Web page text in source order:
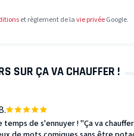
et règlement de lavie privéeGoogle.
SUR ÇA VA CHAUFFER !
temps de s'ennuyer ! "Ça va